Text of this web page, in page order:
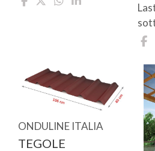
ONDULINE ITALIA
TEGOLE